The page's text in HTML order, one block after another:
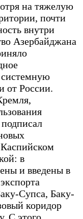
на тяжелую
почти
внутри
Азербайджана
системную
от России.
в
и введены в
Супса, Баку-
коридор